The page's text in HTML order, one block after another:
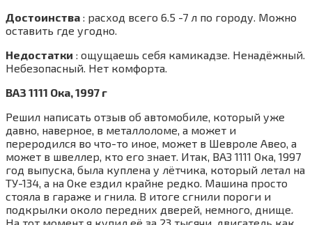
Достоинства : расход всего 6.5 -7 л по городу. Можно
оставить где угодно.
Недостатки : ощущаешь себя камикадзе. Ненадёжный.
Небезопасный. Нет комфорта.
ВАЗ 1111 Ока, 1997 г
Решил написать отзыв об автомобиле, который уже
давно, наверное, в металлоломе, а может и
переродился во что-то иное, может в Шевроле Авео, а
может в швеллер, кто его знает. Итак, ВАЗ 1111 Ока, 1997
год выпуска, была куплена у лётчика, который летал на
ТУ-134, а на Оке ездил крайне редко. Машина просто
стояла в гараже и гнила. В итоге сгнили пороги и
подкрылки около передних дверей, немного, днище.